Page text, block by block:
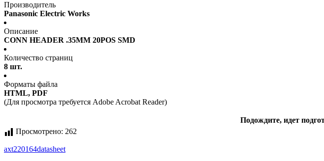
Производитель
Panasonic Electric Works
Описание
CONN HEADER .35MM 20POS SMD
Количество страниц
8 шт.
Форматы файла
HTML, PDF
(Для просмотра требуется Adobe Acrobat Reader)
Подождите, идет
Просмотрено: 262
axt220164datasheet